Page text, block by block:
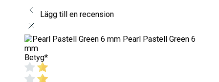
Lägg till en recension
Pearl Pastell Green 6
mm
Betyg*